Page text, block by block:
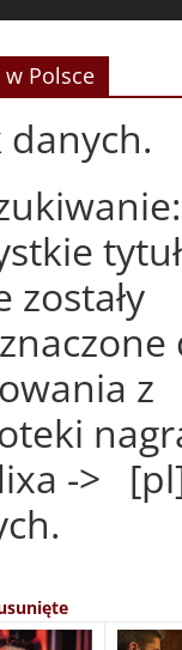
Polsce
danych.
zostały
z
->